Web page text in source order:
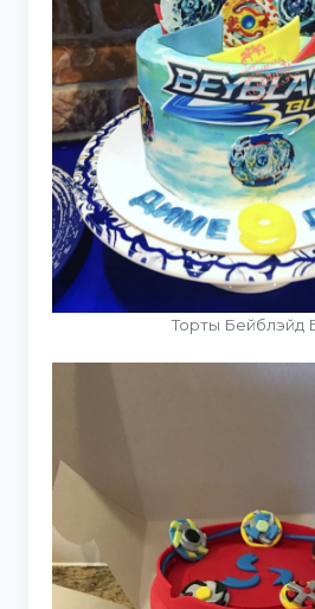
Торты Бейблэйд